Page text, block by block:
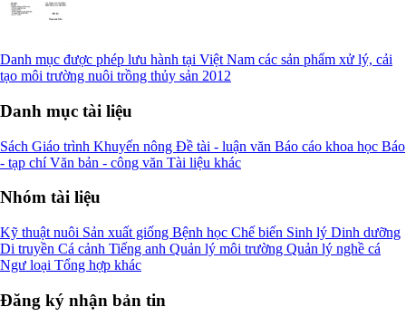
Danh mục được phép lưu hành tại Việt Nam các sản phẩm xử lý, cải
tạo môi trường nuôi trồng thủy sản 2012
Danh mục tài liệu
Sách Giáo trình Khuyến nông Đề tài - luận văn Báo cáo khoa học Báo
- tạp chíVăn bản - công văn Tài liệu khác
Nhóm tài liệu
Kỹ thuật nuôi Sản xuất giống Bệnh học Chế biến Sinh lý Dinh dưỡng
Di truyền Cá cảnh Tiếng anh Quản lý môi trường Quản lý nghề cá
Ngư loại Tổng hợp khác
Đăng ký nhận bản tin